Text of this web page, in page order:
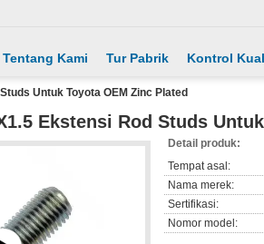
Tentang Kami Tur Pabrik Kontrol
Untuk Toyota OEM Zinc Plated
Ekstensi Rod Studs
Detail produk:
Tempat asal:
Nama merek:
Sertifikasi:
Nomor model: